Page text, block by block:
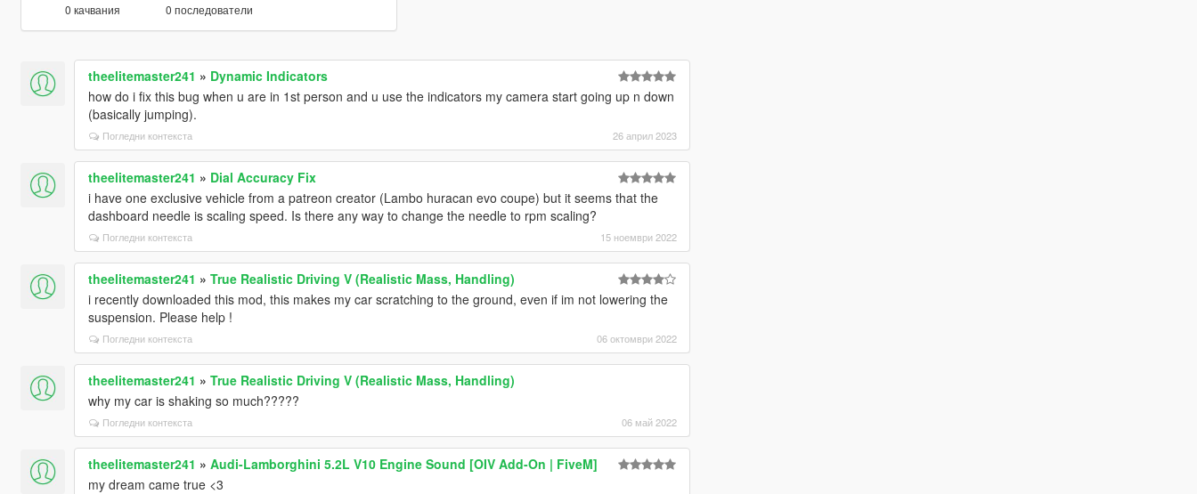
0 качвания 0 последователи
theelitemaster241 » Dynamic Indicators
how do i fix this bug when u are in 1st person and u use the indicators my camera start going up n down
(basically jumping).
Погледни контекста 26 април 2023
theelitemaster241 » Dial Accuracy Fix
i have one exclusive vehicle from a patreon creator (Lambo huracan evo coupe) but it seems that the
dashboard needle is scaling speed. Is there any way to change the needle to rpm scaling?
Погледни контекста 15 ноември 2022
theelitemaster241 » True Realistic Driving V (Realistic Mass, Handling)
i recently downloaded this mod, this makes my car scratching to the ground, even if im not lowering the
suspension. Please help !
Погледни контекста 06 октомври 2022
theelitemaster241 » True Realistic Driving V (Realistic Mass, Handling)
why my car is shaking so much?????
Погледни контекста 06 май 2022
theelitemaster241 » Audi-Lamborghini 5.2L V10 Engine Sound [OIV Add-On | FiveM]
my dream came true <3